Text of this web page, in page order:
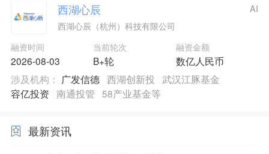
西湖心辰
西湖心辰（杭州）科技有限公司
融资时间
2026-08-03
当前轮次
B+轮
融资金额
数亿人民币
AI
涉及机构： 广发信德 西湖创新投 武汉江豚基金
容亿投资 南通投管 58产业基金等
最新资讯